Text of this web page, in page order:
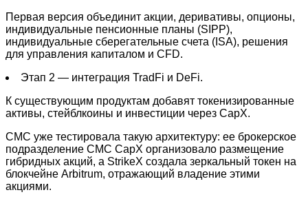
Первая версия объединит акции, деривативы, опционы,
индивидуальные пенсионные планы (SIPP),
индивидуальные сберегательные счета (ISA), решения
для управления капиталом и CFD.
Этап 2 — интеграция TradFi и DeFi.
К существующим продуктам добавят токенизированные
активы, стейблкоины и инвестиции через CapX.
CMC уже тестировала такую архитектуру: ее брокерское
подразделение CMC CapX организовало размещение
гибридных акций, а StrikeX создала зеркальный токен на
блокчейне Arbitrum, отражающий владение этими
акциями.